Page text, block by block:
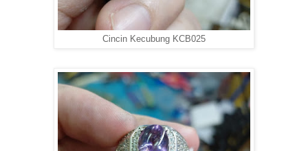
Cincin Kecubung KCB025